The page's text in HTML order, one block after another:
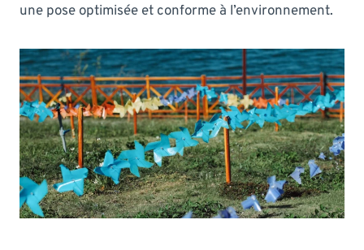
une pose optimisée et conforme à l’environnement.